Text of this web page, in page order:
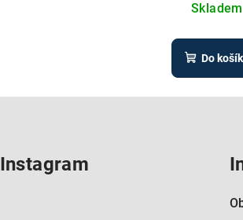
Skladem
Do
Instagram